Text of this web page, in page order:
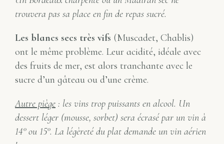
trouvera pas sa place en fin de repas sucré.
Les blancs secs très vifs (Muscadet, Chablis)
ont le même problème. Leur acidité, idéale avec
des fruits de mer, est alors tranchante avec le
sucre d’un gâteau ou d’une crème.
Autre piège : les vins trop puissants en alcool. Un
dessert léger (mousse, sorbet) sera écrasé par un vin à
14° ou 15°. La légèreté du plat demande un vin aérien